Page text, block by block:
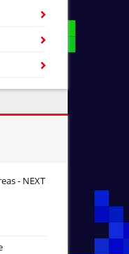
- NEXT